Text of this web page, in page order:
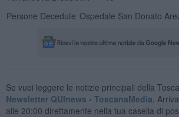
Persone Decedute Ospedale San Donato
Se vuoi leggere le notizie principali della
Newsletter QUInews - ToscanaMedia.
alle 20:00 direttamente nella tua casella di